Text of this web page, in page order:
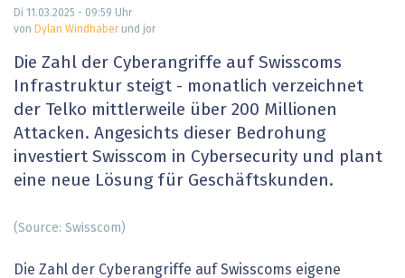
Di 11.03.2025 - 09:59 Uhr
von Dylan Windhaberund jor
Die Zahl der Cyberangriffe auf Swisscoms
Infrastruktur steigt - monatlich verzeichnet
der Telko mittlerweile über 200 Millionen
Attacken. Angesichts dieser Bedrohung
investiert Swisscom in Cybersecurity und plant
eine neue Lösung für Geschäftskunden.
(Source: Swisscom)
Die Zahl der Cyberangriffe auf Swisscoms eigene